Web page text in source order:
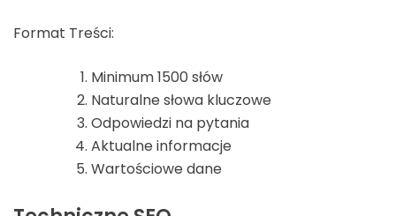
Format Treści:
Minimum 1500 słów
Naturalne słowa kluczowe
Odpowiedzi na pytania
Aktualne informacje
Wartościowe dane